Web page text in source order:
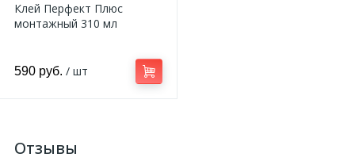
Клей Перфект Плюс
монтажный 310 мл
590 руб. / шт
Отзывы